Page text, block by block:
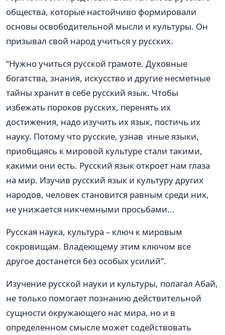
общества, которые настойчиво формировали
основы освободительной мысли и культуры. Он
призывал свой народ учиться у русских.
“Нужно учиться русской грамоте. Духовные
богатства, знания, искусство и другие несметные
тайны хранит в себе русский язык. Чтобы
избежать пороков русских, перенять их
достижения, надо изучить их язык, постичь их
науку. Потому что русские, узнав иные языки,
приобщаясь к мировой культуре стали такими,
какими они есть. Русский язык откроет нам глаза
на мир. Изучив русский язык и культуру других
народов, человек становится равным среди них,
не унижается никчемными просьбами...
Русская наука, культура – ключ к мировым
сокровищам. Владеющему этим ключом все
другое достанется без особых усилий”.
Изучение русской науки и культуры, полагал Абай,
не только помогает познанию действительной
сущности окружающего нас мира, но и в
определенном смысле может содействовать